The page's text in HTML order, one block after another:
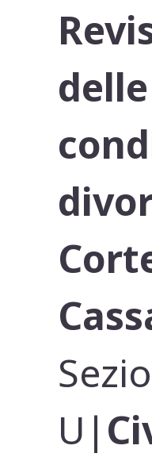
delle
U|